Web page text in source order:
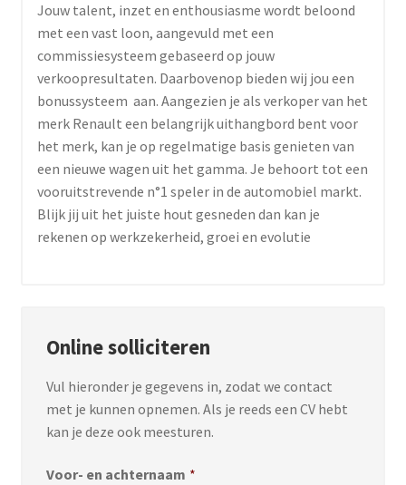
Jouw talent, inzet en enthousiasme wordt beloond
met een vast loon, aangevuld met een
commissiesysteem gebaseerd op jouw
verkoopresultaten. Daarbovenop bieden wij jou een
bonussysteem aan. Aangezien je als verkoper van het
merk Renault een belangrijk uithangbord bent voor
het merk, kan je op regelmatige basis genieten van
een nieuwe wagen uit het gamma. Je behoort tot een
vooruitstrevende n°1 speler in de automobiel markt.
Blijk jij uit het juiste hout gesneden dan kan je
rekenen op werkzekerheid, groei en evolutie
Online solliciteren
Vul hieronder je gegevens in, zodat we contact
met je kunnen opnemen. Als je reeds een CV hebt
kan je deze ook meesturen.
Voor- en achternaam *